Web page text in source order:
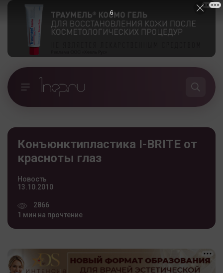
Конъюнктипластика I-BRITE от
красноты глаз
Новость
13.10.2010
2866
1 мин на прочтение
5